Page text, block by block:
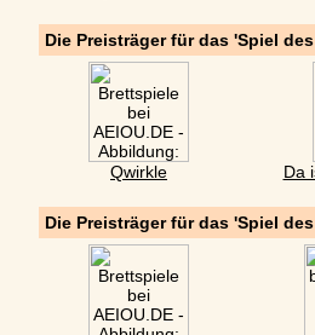
Die Preisträger für das 'Spiel
Qwirkle Da
Die Preisträger für das 'Spiel